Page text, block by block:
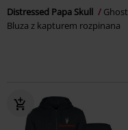
Distressed Papa Skull
Ghost
Bluza z kapturem rozpinana